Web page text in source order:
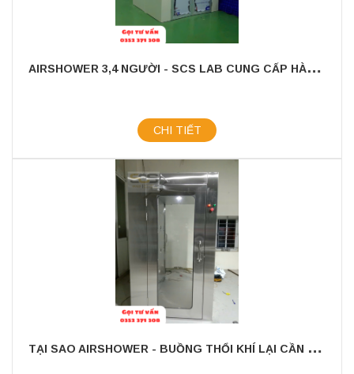
A
IRSHOWER 3,4 NGƯỜI - SCS LAB CUNG CẤP HÀNG CÓ SẴN, GIAO HÀNG TOÀN QUỐC
CHI TIẾT
T
ẠI SAO AIRSHOWER - BUỒNG THỔI KHÍ LẠI CẦN THIẾT TRONG PHÒNG SẠCH